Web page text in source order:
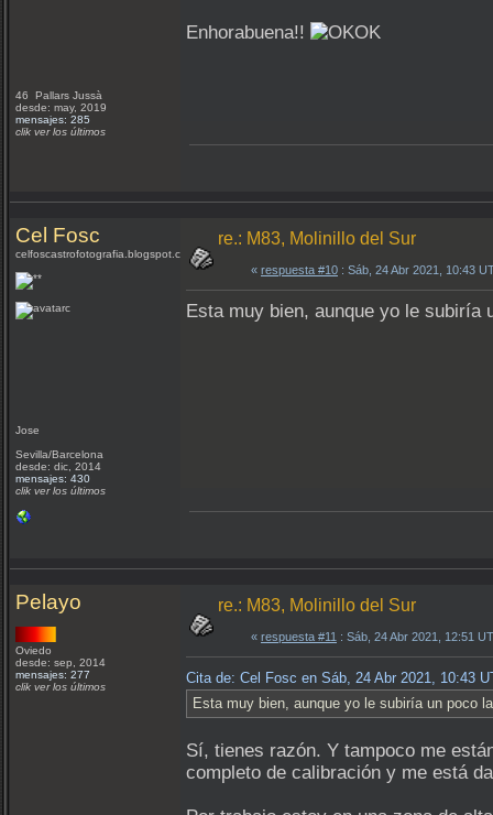
46 Pallars Jussà
desde: may, 2019
mensajes: 285
clik ver los últimos
Enhorabuena!!
Cel Fosc
celfoscastrofotografia.blogspot.com
Jose
Sevilla/Barcelona
desde: dic, 2014
mensajes: 430
clik ver los últimos
re.: M83, Molinillo del Sur
« respuesta #10 : Sáb, 24 Abr 2021, 10:43
Esta muy bien, aunque yo le subiría
Pelayo
Oviedo
desde: sep, 2014
mensajes: 277
clik ver los últimos
re.: M83, Molinillo del Sur
« respuesta #11 : Sáb, 24 Abr 2021, 12:51
Cita de: Cel Fosc en Sáb, 24 Abr 2021, 10:43
Esta muy bien, aunque yo le subiría un poco
Sí, tienes razón. Y tampoco me
completo de calibración y me está